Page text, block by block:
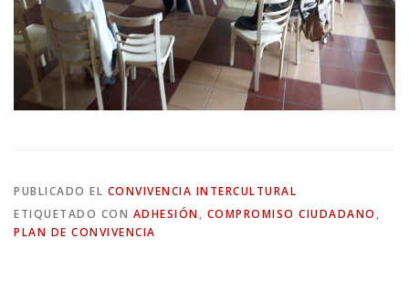
PUBLICADO EL CONVIVENCIA INTERCULTURAL
ETIQUETADO CON ADHESIÓN, COMPROMISO CIUDADANO ,
PLAN DE CONVIVENCIA